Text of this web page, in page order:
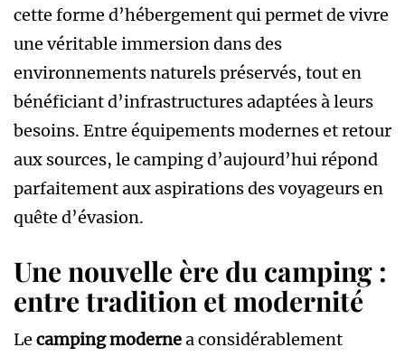
cette forme d’hébergement qui permet de vivre
une véritable immersion dans des
environnements naturels préservés, tout en
bénéficiant d’infrastructures adaptées à leurs
besoins. Entre équipements modernes et retour
aux sources, le camping d’aujourd’hui répond
parfaitement aux aspirations des voyageurs en
quête d’évasion.
Une nouvelle ère du camping :
entre tradition et modernité
Le camping modernea considérablement